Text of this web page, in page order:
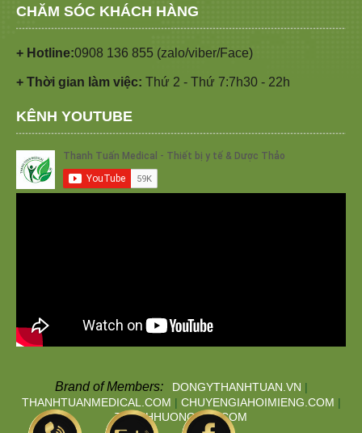
CHĂM SÓC KHÁCH HÀNG
+ Hotline:0908 136 855 (zalo/viber/Face)
+ Thời gian làm việc: Thứ 2 - Thứ 7:7h30 - 22h
KÊNH YOUTUBE
Brand of Members: DONGYTHANHTUAN.VN |
THANHTUANMEDICAL.COM | CHUYENGIAHOIMIENG.COM |
THANHHUONGTAN.COM